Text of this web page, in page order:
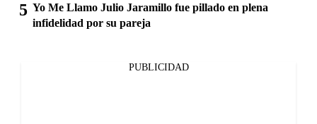
Yo Me Llamo Julio Jaramillo fue pillado en plena
infidelidad por su pareja
PUBLICIDAD